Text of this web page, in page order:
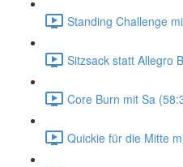
Standing Challenge
Sitzsack statt Allegro
Core Burn mit Sa
Quickie für die Mitte